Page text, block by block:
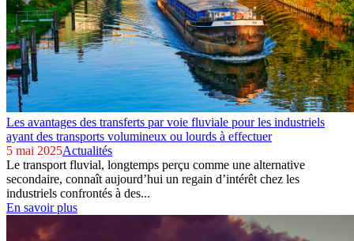
Les avantages des transferts par voie fluviale pour les industriels
ayant des transports volumineux ou lourds à effectuer
5 mai 2025Actualités
Le transport fluvial, longtemps perçu comme une alternative
secondaire, connaît aujourd’hui un regain d’intérêt chez les
industriels confrontés à des...
En savoir plus